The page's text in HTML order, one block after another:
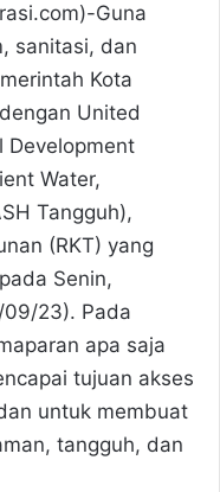
Guna
sanitasi, dan
Kota
United
Development
Water,
Tangguh),
(RKT) yang
Senin,
23). Pada
apa saja
tujuan akses
untuk membuat
tangguh, dan